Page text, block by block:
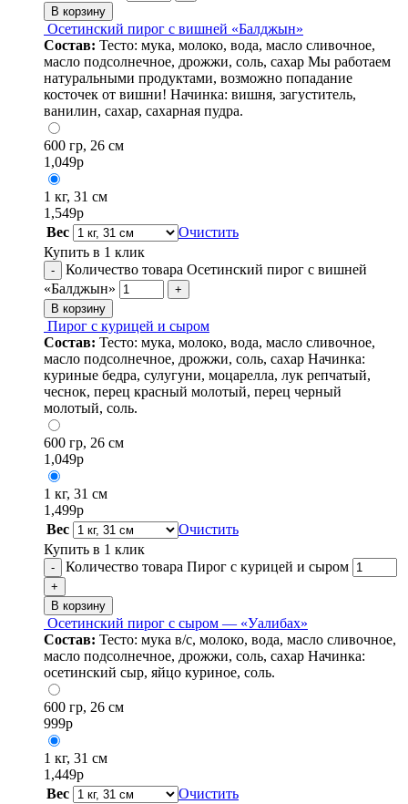
В корзину
Осетинский пирог с вишней «Балджын»
Состав: Тесто: мука, молоко, вода, масло сливочное,
масло подсолнечное, дрожжи, соль, сахар Мы работаем
натуральными продуктами, возможно попадание
косточек от вишни! Начинка: вишня, загуститель,
ванилин, сахар, сахарная пудра.
600 гр, 26 см
1,049р
1 кг, 31 см
1,549р
Вес
Очистить
Купить в 1 клик
-
Количество товара Осетинский пирог с вишней
«Балджын»
+
В корзину
Пирог с курицей и сыром
Состав: Тесто: мука, молоко, вода, масло сливочное,
масло подсолнечное, дрожжи, соль, сахар Начинка:
куриные бедра, сулугуни, моцарелла, лук репчатый,
чеснок, перец красный молотый, перец черный
молотый, соль.
600 гр, 26 см
1,049р
1 кг, 31 см
1,499р
Вес
Очистить
Купить в 1 клик
- Количество товара Пирог с курицей и сыром
+
В корзину
Осетинский пирог с сыром — «Уалибах»
Состав: Тесто: мука в/с, молоко, вода, масло сливочное,
масло подсолнечное, дрожжи, соль, сахар Начинка:
осетинский сыр, яйцо куриное, соль.
600 гр, 26 см
999р
1 кг, 31 см
1,449р
Вес
Очистить